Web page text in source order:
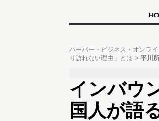
ハーバー・ビジネス・オンライ
り訪れない理由」とは
平川
インバウ
国人が語